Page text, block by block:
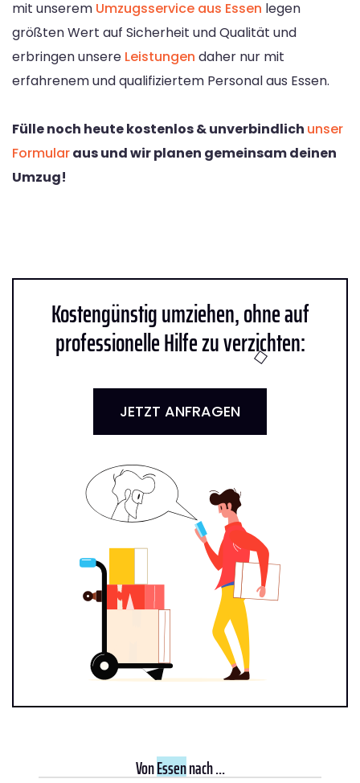
mit unserem Umzugsservice aus Essen legen
größten Wert auf Sicherheit und Qualität und
erbringen unsere Leistungen daher nur mit
erfahrenem und qualifiziertem Personal aus Essen.
Fülle noch heute kostenlos & unverbindlich unser
Formularaus und wir planen gemeinsam deinen
Umzug!
Kostengünstig umziehen, ohne auf
professionelle Hilfe zu verzichten:
JETZT ANFRAGEN
VonEssennach ...